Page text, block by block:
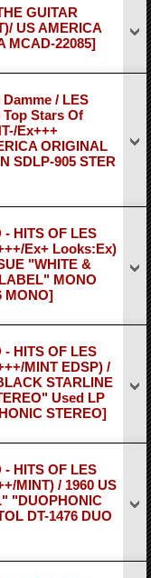
GUITAR
US AMERICA
MCAD-22085]
/ LES
Top Stars Of
Ex+++
ORIGINAL
SDLP-905 STER
- HITS OF LES
Ex+ Looks:Ex)
"WHITE &
MONO
MONO]
- HITS OF LES
MINT EDSP) /
STARLINE
Used LP
STEREO]
- HITS OF LES
MINT) / 1960 US
"DUOPHONIC
DT-1476 DUO